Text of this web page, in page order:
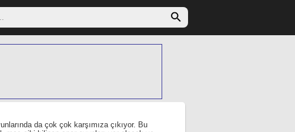
da çok çok karşımıza çıkıyor. Bu